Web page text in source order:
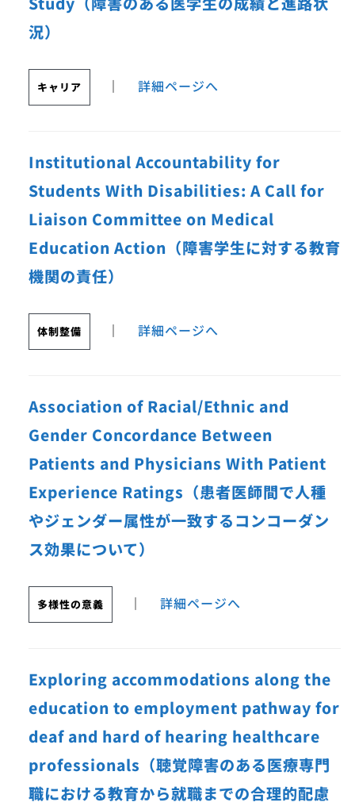
況）
キャリア ｜ 詳細ページへ
Institutional Accountability for
Students With Disabilities: A Call for
Liaison Committee on Medical
Education Action（障害学生に対する教育
機関の責任）
体制整備 ｜ 詳細ページへ
Association of Racial/Ethnic and
Gender Concordance Between
Patients and Physicians With Patient
Experience Ratings（患者医師間で人種
やジェンダー属性が一致するコンコーダン
ス効果について）
多様性の意義 ｜ 詳細ページへ
Exploring accommodations along the
education to employment pathway for
deaf and hard of hearing healthcare
professionals（聴覚障害のある医療専門
職における教育から就職までの合理的配慮